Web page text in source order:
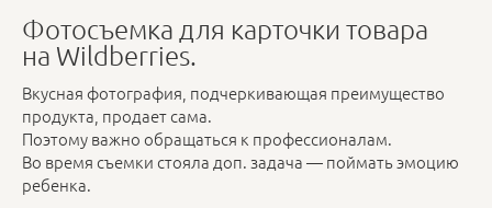
Фотосъемка для карточки товара
на Wildberries.
Вкусная фотография, подчеркивающая преимущество
продукта, продает сама.
Поэтому важно обращаться к профессионалам.
Во время съемки стояла доп. задача — поймать эмоцию
ребенка.